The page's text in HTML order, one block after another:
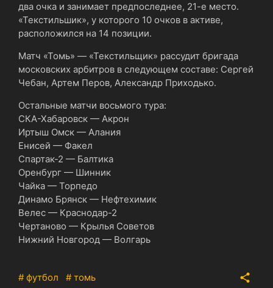
два очка и занимает предпоследнее, 21-е место.
«Текстильшик», у которого 10 очков в активе,
расположился на 14 позиции.
Матч «Томь» ― «Текстильщик» рассудит бригада
московских арбитров в следующем составе: Сергей
Чебан, Артем Перов, Александр Приходько.
Остальные матчи восьмого тура:
СКА-Хабаровск — Акрон
Иртыш Омск — Алания
Енисей — Факел
Спартак-2 — Балтика
Оренбург — Шинник
Чайка — Торпедо
Динамо Брянск — Нефтехимик
Велес — Краснодар-2
Чертаново — Крылья Советов
Нижний Новгород — Волгарь
# футбол # томь